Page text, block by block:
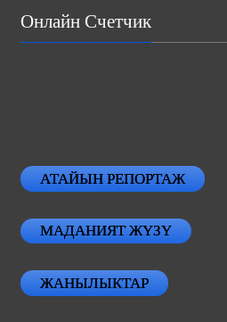
Онлайн Счетчик
АТАЙЫН РЕПОРТАЖ
МАДАНИЯТ ЖҮЗҮ
ЖАНЫЛЫКТАР